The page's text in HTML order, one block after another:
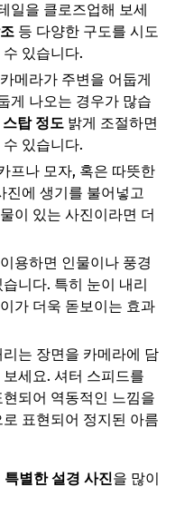
일을 클로즈업해 보세
등 다양한 구도를 시도
있습니다.
메라가 주변을 어둡게
게 나오는 경우가 많습
스탑 정도 밝게 조절하면
있습니다.
프나 모자, 혹은 따뜻한
진에 생기를 불어넣고
이 있는 사진이라면 더
용하면 인물이나 풍경
니다. 특히 눈이 내리
가 더욱 돋보이는 효과
리는 장면을 카메라에 담
보세요. 셔터 스피드를
되어 역동적인 느낌을
표현되어 정지된 아름
특별한 설경 사진을 많이